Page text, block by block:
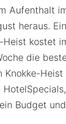
Aufenthalt
heraus.
Heist kostet
die
Budget